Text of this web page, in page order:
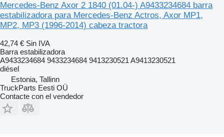
Mercedes-Benz Axor 2 1840 (01.04-) A9433234684 barra
estabilizadora para Mercedes-Benz Actros, Axor MP1,
MP2, MP3 (1996-2014) cabeza tractora
42,74 € Sin IVA
Barra estabilizadora
A9433234684 9433234684 9413230521 A9413230521
diésel
Estonia, Tallinn
TruckParts Eesti OÜ
Contacte con el vendedor